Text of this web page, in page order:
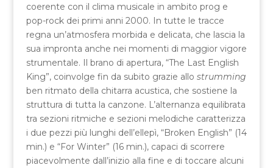
coerente con il clima musicale in ambito prog e
pop-rock dei primi anni 2000. In tutte le tracce
regna un’atmosfera morbida e delicata, che lascia la
sua impronta anche nei momenti di maggior vigore
strumentale. Il brano di apertura, “The Last English
King”, coinvolge fin da subito grazie allo strumming
ben ritmato della chitarra acustica, che sostiene la
struttura di tutta la canzone. L’alternanza equilibrata
tra sezioni ritmiche e sezioni melodiche caratterizza
i due pezzi più lunghi dell’ellepì, “Broken English” (14
min.) e “For Winter” (16 min.), capaci di scorrere
piacevolmente dall’inizio alla fine e di toccare alcuni